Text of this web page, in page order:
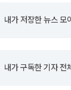
내가 저장한 뉴스 모
내가 구독한 기자 전